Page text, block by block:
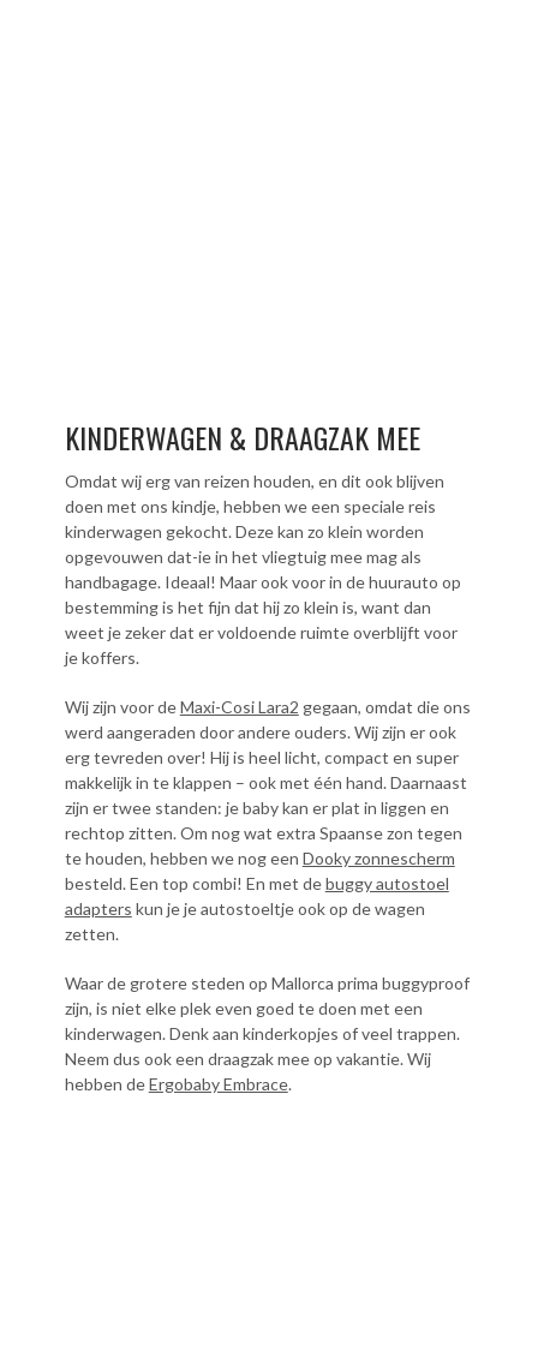
KINDERWAGEN & DRAAGZAK MEE
Omdat wij erg van reizen houden, en dit ook blijven
doen met ons kindje, hebben we een speciale reis
kinderwagen gekocht. Deze kan zo klein worden
opgevouwen dat-ie in het vliegtuig mee mag als
handbagage. Ideaal! Maar ook voor in de huurauto op
bestemming is het fijn dat hij zo klein is, want dan
weet je zeker dat er voldoende ruimte overblijft voor
je koffers.
Wij zijn voor deMaxi-Cosi Lara2 gegaan, omdat die ons
werd aangeraden door andere ouders. Wij zijn er ook
erg tevreden over! Hij is heel licht, compact en super
makkelijk in te klappen – ook met één hand. Daarnaast
zijn er twee standen: je baby kan er plat in liggen en
rechtop zitten. Om nog wat extra Spaanse zon tegen
te houden, hebben we nog een Dooky zonnescherm
besteld. Een top combi! En met debuggy autostoel
adapters kun je je autostoeltje ook op de wagen
zetten.
Waar de grotere steden op Mallorca prima buggyproof
zijn, is niet elke plek even goed te doen met een
kinderwagen. Denk aan kinderkopjes of veel trappen.
Neem dus ook een draagzak mee op vakantie. Wij
hebben deErgobaby Embrace.